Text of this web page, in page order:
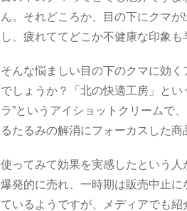
ん。それどころか、目の下にクマ
し、疲れててどこか不健康な印象も
そんな悩ましい目の下のクマに効
でしょうか？「北の快適工房」と
ラ”というアイショットクリームで
るたるみの解消にフォーカスした商
使ってみて効果を実感したという
爆発的に売れ、一時期は販売中止
ているようですが、メディアでも